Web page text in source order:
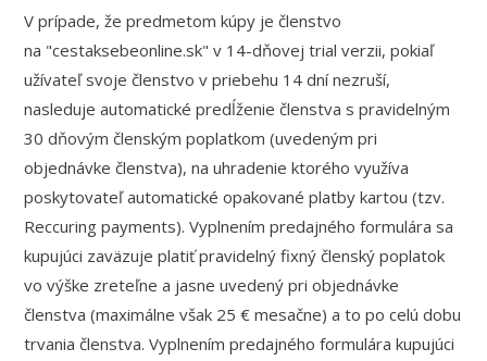
V prípade, že predmetom kúpy je členstvo
na "cestaksebeonline.sk" v 14-dňovej trial verzii, pokiaľ
užívateľ svoje členstvo v priebehu 14 dní nezruší,
nasleduje automatické predĺženie členstva s pravidelným
30 dňovým členským poplatkom (uvedeným pri
objednávke členstva), na uhradenie ktorého využíva
poskytovateľ automatické opakované platby kartou (tzv.
Reccuring payments). Vyplnením predajného formulára sa
kupujúci zaväzuje platiť pravidelný fixný členský poplatok
vo výške zreteľne a jasne uvedený pri objednávke
členstva (maximálne však 25 € mesačne) a to po celú dobu
trvania členstva. Vyplnením predajného formulára kupujúci